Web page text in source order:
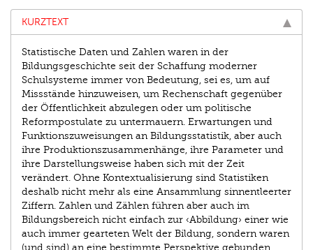
KURZTEXT
Statistische Daten und Zahlen waren in der
Bildungsgeschichte seit der Schaffung moderner
Schulsysteme immer von Bedeutung, sei es, um auf
Missstände hinzuweisen, um Rechenschaft gegenüber
der Öffentlichkeit abzulegen oder um politische
Reformpostulate zu untermauern. Erwartungen und
Funktionszuweisungen an Bildungsstatistik, aber auch
ihre Produktionszusammenhänge, ihre Parameter und
ihre Darstellungsweise haben sich mit der Zeit
verändert. Ohne Kontextualisierung sind Statistiken
deshalb nicht mehr als eine Ansammlung sinnentleerter
Ziffern. Zahlen und Zählen führen aber auch im
Bildungsbereich nicht einfach zur ‹Abbildung› einer wie
auch immer gearteten Welt der Bildung, sondern waren
(und sind) an eine bestimmte Perspektive gebunden,